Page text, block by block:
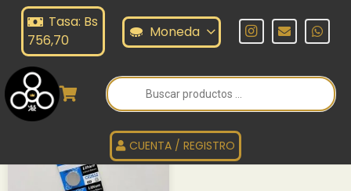
Tasa: Bs
756,70
Moneda
Búsqueda
de
productos
CUENTA / REGISTRO
BATERIA